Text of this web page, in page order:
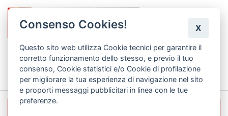
X
Consenso Cookies!
Questo sito web utilizza Cookie tecnici per garantire il
corretto funzionamento dello stesso, e previo il tuo
consenso, Cookie statistici e/o Cookie di profilazione
per migliorare la tua esperienza di navigazione nel sito
e proporti messaggi pubblicitari in linea con le tue
preferenze.